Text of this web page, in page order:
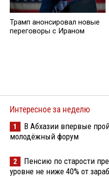
Трамп анонсировал новые
переговоры с Ираном
Интересное за неделю
1
В Абхазии впервые
молодёжный форум
2
Пенсию по старости
уровне не ниже 40% от